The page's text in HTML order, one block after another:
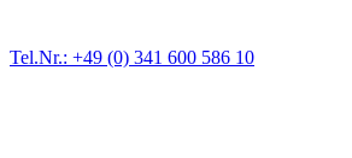
Tel.Nr.: +49 (0) 341 600 586 10